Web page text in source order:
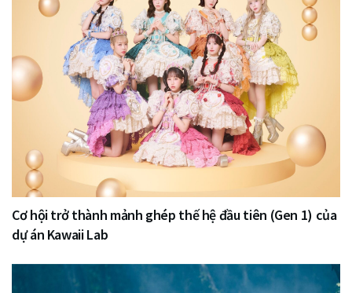
Cơ hội trở thành mảnh ghép thế hệ đầu tiên (Gen 1) của
dự án Kawaii Lab